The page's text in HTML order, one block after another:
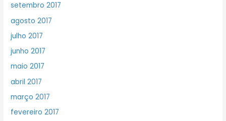
setembro 2017
agosto 2017
julho 2017
junho 2017
maio 2017
abril 2017
março 2017
fevereiro 2017